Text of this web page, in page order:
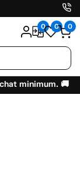
0 0 0
minimum. 🚚